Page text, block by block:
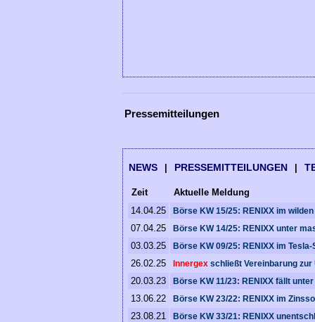
Pressemitteilungen
NEWS PRESSEMITTEILUNGEN
Zeit
Aktuelle Meldung
14.04.25
Börse KW 15/25: RENIXX im
07.04.25 Börse KW 14/25: RENIXX unter
03.03.25 Börse KW 09/25: RENIXX im
26.02.25 Innergex schließt Vereinbarung
20.03.23 Börse KW 11/23: RENIXX fällt
13.06.22 Börse KW 23/22: RENIXX im
23.08.21 Börse KW 33/21: RENIXX